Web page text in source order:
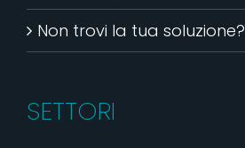
Non trovi la tua soluzione?
SETTORI